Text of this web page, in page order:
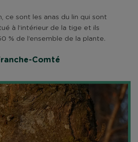
ce sont les anas du lin qui sont
à l’intérieur de la tige et ils
% de l’ensemble de la plante.
Comté